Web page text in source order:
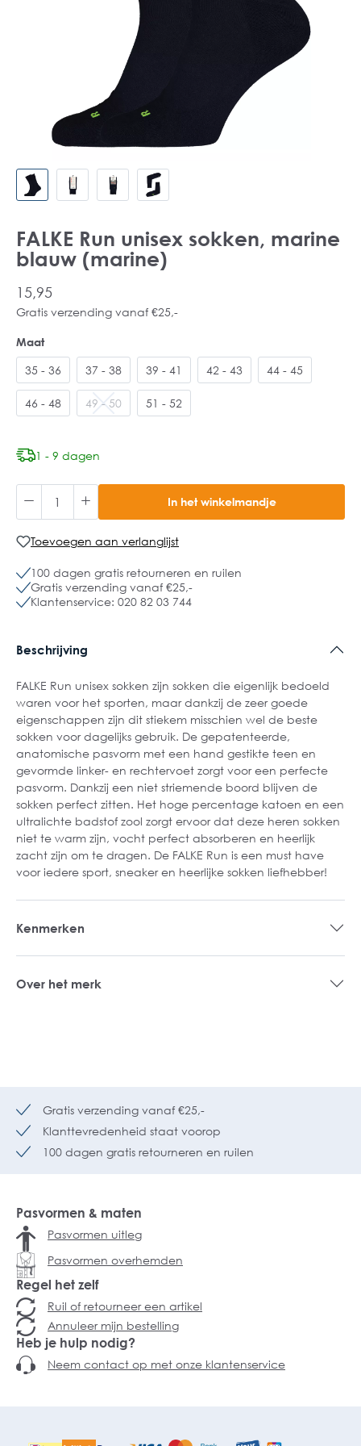
FALKE Run unisex sokken, marine
blauw (marine)
15,95
Gratis verzending vanaf €25,-
Maat
35 - 36 37 - 38 39 - 41 42 - 43 44 - 45
46 - 48 49 - 50 51 - 52
1 - 9 dagen
In het winkelmandje
Toevoegen aan verlanglijst
100 dagen gratis retourneren en ruilen
Gratis verzending vanaf €25,-
Klantenservice: 020 82 03 744
Beschrijving
FALKE Run unisex sokken zijn sokken die eigenlijk bedoeld
waren voor het sporten, maar dankzij de zeer goede
eigenschappen zijn dit stiekem misschien wel de beste
sokken voor dagelijks gebruik. De gepatenteerde,
anatomische pasvorm met een hand gestikte teen en
gevormde linker- en rechtervoet zorgt voor een perfecte
pasvorm. Dankzij een niet striemende boord blijven de
sokken perfect zitten. Het hoge percentage katoen en een
ultralichte badstof zool zorgt ervoor dat deze heren sokken
niet te warm zijn, vocht perfect absorberen en heerlijk
zacht zijn om te dragen. De FALKE Run is een must have
voor iedere sport, sneaker en heerlijke sokken liefhebber!
Kenmerken
Over het merk
Gratis verzending vanaf €25,-
Klanttevredenheid staat voorop
100 dagen gratis retourneren en ruilen
Pasvormen & maten
Pasvormen uitleg
Pasvormen overhemden
Regel het zelf
Ruil of retourneer een artikel
Annuleer mijn bestelling
Heb je hulp nodig?
Neem contact op met onze klantenservice